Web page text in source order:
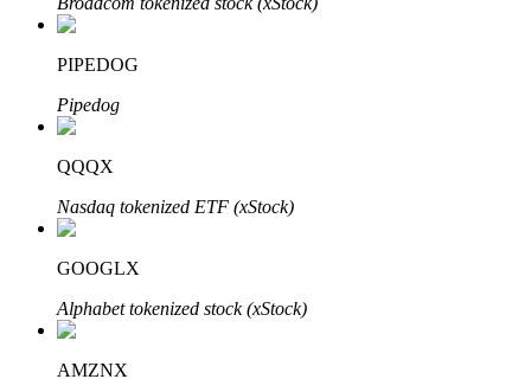
定投理财
享受活期理財及長期收益
PIPEDOG
Pipedog
QQQX
Nasdaq tokenized ETF (xStock)
GOOGLX
Alphabet tokenized stock (xStock)
AMZNX